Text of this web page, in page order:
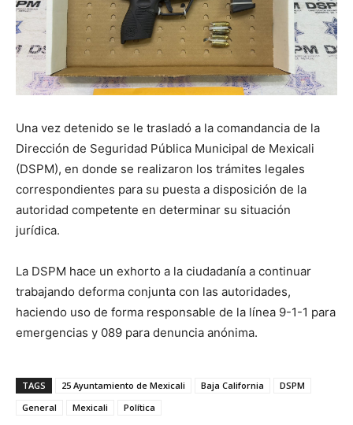
Una vez detenido se le trasladó a la comandancia de la
Dirección de Seguridad Pública Municipal de Mexicali
(DSPM), en donde se realizaron los trámites legales
correspondientes para su puesta a disposición de la
autoridad competente en determinar su situación
jurídica.
La DSPM hace un exhorto a la ciudadanía a continuar
trabajando deforma conjunta con las autoridades,
haciendo uso de forma responsable de la línea 9-1-1 para
emergencias y 089 para denuncia anónima.
TAGS 25 Ayuntamiento de Mexicali Baja California
DSPM
General
Mexicali Política